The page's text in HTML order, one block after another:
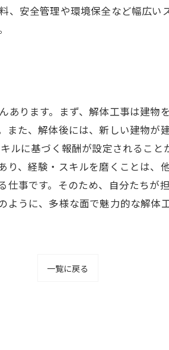
安全管理や環境保全など幅広い
ります。まず、解体工事は建物
た、解体後には、新しい建物
ルに基づく報酬が設定されるこ
、経験・スキルを磨くことは、
事です。そのため、自分たちが
うに、多様な面で魅力的な解
一覧に戻る